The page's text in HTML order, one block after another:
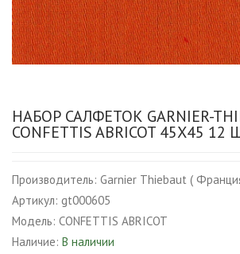
НАБОР САЛФЕТОК GARNIER-
CONFETTIS ABRICOT 45Х45 12
Производитель: Garnier Thiebaut (
Артикул: gt000605
Модель: CONFETTIS ABRICOT
Наличие: В наличии